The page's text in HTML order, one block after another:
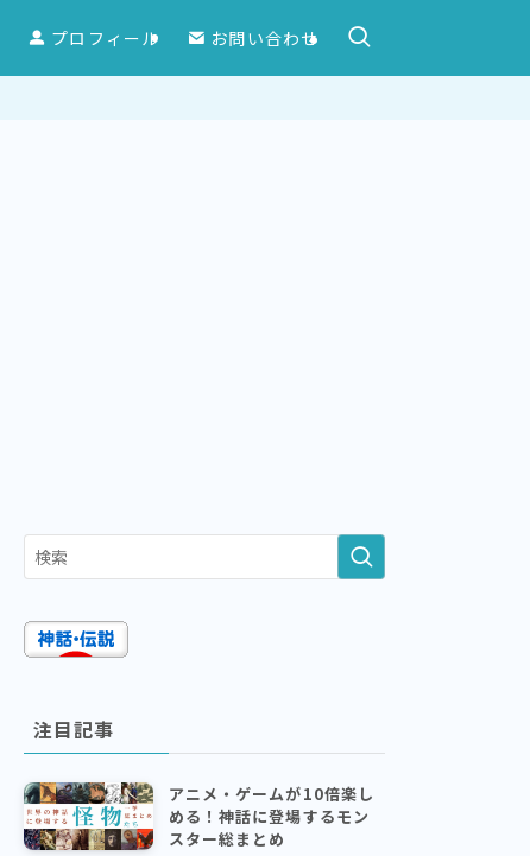
プロフィール お問い合わせ
注目記事
アニメ・ゲームが10倍楽し
める！神話に登場するモン
スター総まとめ